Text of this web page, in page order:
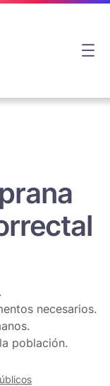
necesarios.
población.